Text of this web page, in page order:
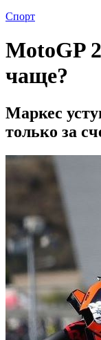
Спорт
MotoGP
чаще?
Маркес
только за